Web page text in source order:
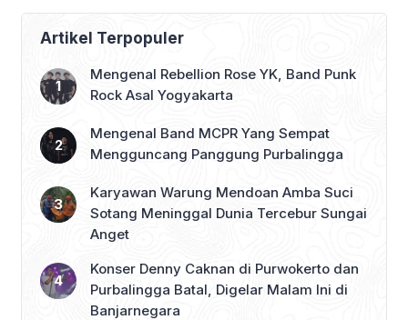
Purbalingga Beri
Dukungan Penuh
Artikel Terpopuler
Mengenal Rebellion Rose YK, Band Punk
Rock Asal Yogyakarta
Mengenal Band MCPR Yang Sempat
Mengguncang Panggung Purbalingga
Karyawan Warung Mendoan Amba Suci
Sotang Meninggal Dunia Tercebur Sungai
Anget
Konser Denny Caknan di Purwokerto dan
Purbalingga Batal, Digelar Malam Ini di
Banjarnegara